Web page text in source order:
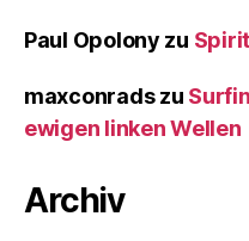
Paul Opolony zu
maxconradszu
ewigen linken Wellen
Archiv